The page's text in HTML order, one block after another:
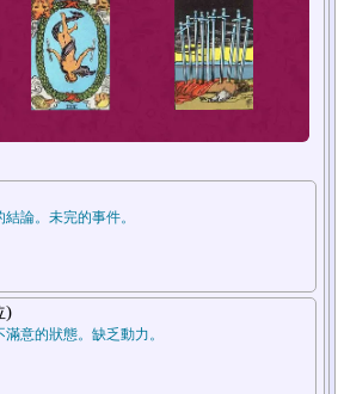
2
論。未完的事件。
)
意的狀態。缺乏動力。